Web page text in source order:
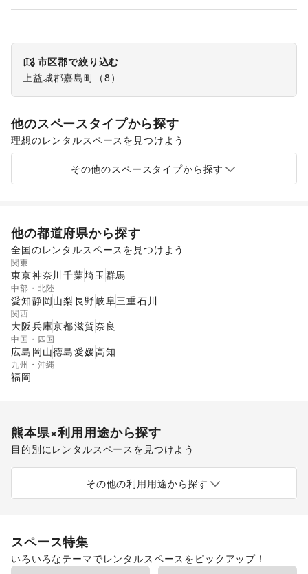
市区郡で絞り込む
上益城郡嘉島町 （8 ）
他のスペースタイプから探す
理想のレンタルスペースを見つけよう
ショッピングモール
その他のスペースタイプから探す
他の都道府県から探す
全国のレンタルスペースを見つけよう
関東
東京神奈川 千葉埼玉 群馬
中部・北陸
愛知静岡山梨長野岐阜三重石川
関西
大阪 兵庫京都滋賀奈良
中国・四国
広島 岡山徳島愛媛高知
九州・沖縄
福岡
熊本県×利用用途から探す
目的別にレンタルスペースを見つけよう
食品販売 販促イベント
その他の利用用途から探す
スペース特集
いろいろなテーマでレンタルスペースをピックアップ！